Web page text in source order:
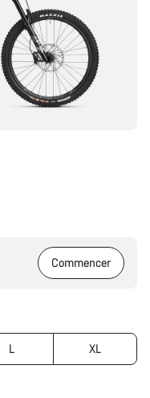
Commencer
L XL